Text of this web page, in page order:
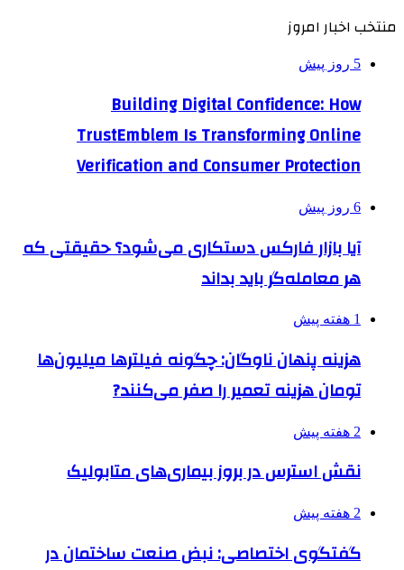
منتخب اخبار امروز
5 روز پیش
Building Digital Confidence: How
TrustEmblem Is Transforming Online
Verification and Consumer Protection
6 روز پیش
آیا بازار فارکس دستکاری می‌شود؟ حقیقتی که
هر معامله‌گر باید بداند
1 هفته پیش
هزینه پنهان ناوگان: چگونه فیلترها میلیون‌ها
تومان هزینه تعمیر را صفر می‌کنند?
2 هفته پیش
نقش استرس در بروز بیماری‌های متابولیک
2 هفته پیش
گفتگوی اختصاصی: نبض صنعت ساختمان در